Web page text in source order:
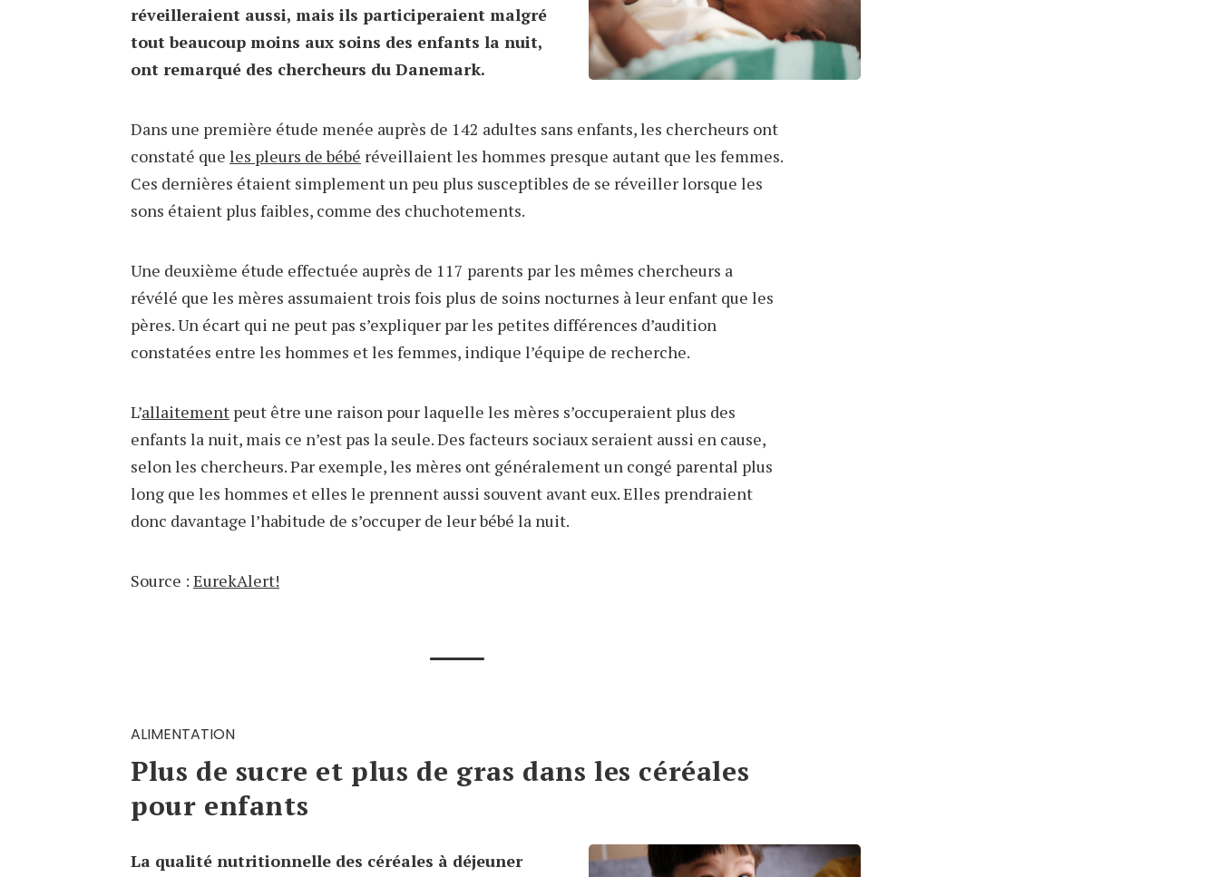
réveilleraient aussi, mais ils participeraient malgré
tout beaucoup moins aux soins des enfants la nuit,
ont remarqué des chercheurs du Danemark.
Dans une première étude menée auprès de 142 adultes sans enfants, les chercheurs ont
constaté que les pleurs de bébé réveillaient les hommes presque autant que les femmes.
Ces dernières étaient simplement un peu plus susceptibles de se réveiller lorsque les
sons étaient plus faibles, comme des chuchotements.
Une deuxième étude effectuée auprès de 117 parents par les mêmes chercheurs a
révélé que les mères assumaient trois fois plus de soins nocturnes à leur enfant que les
pères. Un écart qui ne peut pas s’expliquer par les petites différences d’audition
constatées entre les hommes et les femmes, indique l’équipe de recherche.
L’allaitement peut être une raison pour laquelle les mères s’occuperaient plus des
enfants la nuit, mais ce n’est pas la seule. Des facteurs sociaux seraient aussi en cause,
selon les chercheurs. Par exemple, les mères ont généralement un congé parental plus
long que les hommes et elles le prennent aussi souvent avant eux. Elles prendraient
donc davantage l’habitude de s’occuper de leur bébé la nuit.
Source : EurekAlert!
ALIMENTATION
Plus de sucre et plus de gras dans les céréales
pour enfants
La qualité nutritionnelle des céréales à déjeuner